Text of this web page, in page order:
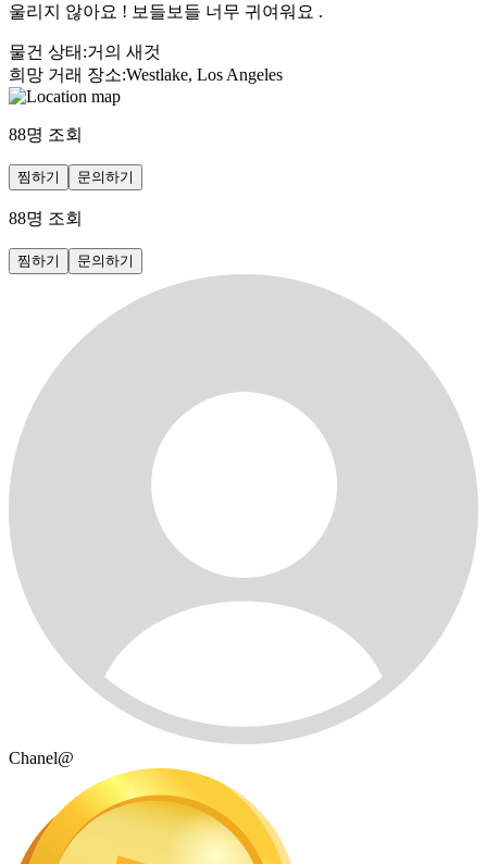
울리지 않아요 ! 보들보들 너무 귀여워요 .
물건 상태 :거의 새것
희망 거래 장소:Westlake, Los Angeles
88명 조회
찜하기 문의하기
88명 조회
찜하기 문의하기
Chanel@